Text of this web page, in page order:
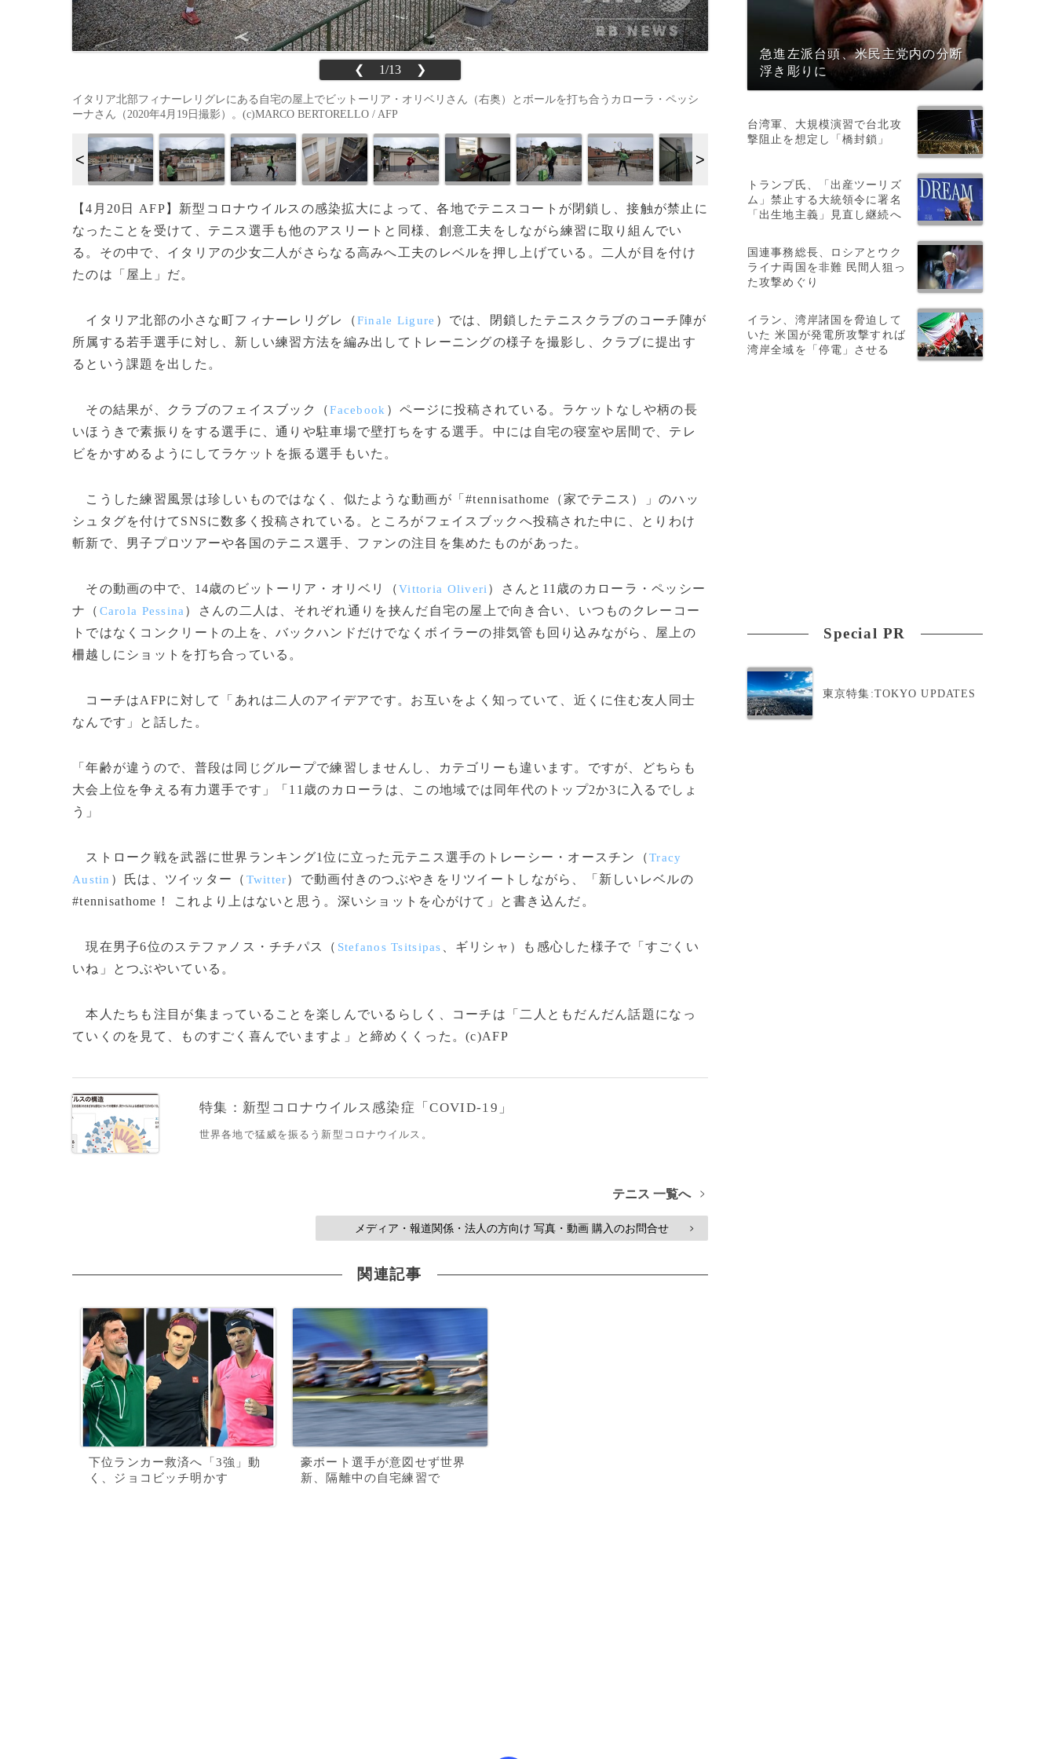
❮ 1/13 ❯
イタリア北部フィナーレリグレにある自宅の屋上でビットーリア・オリベリさん（右奥）とボールを打ち合うカローラ・ペッシ
ーナさん（2020年4月19日撮影）。(c)MARCO BERTORELLO / AFP
【4月20日 AFP】新型コロナウイルスの感染拡大によって、各地でテニスコートが閉鎖し、接触が禁止に
なったことを受けて、テニス選手も他のアスリートと同様、創意工夫をしながら練習に取り組んでい
る。その中で、イタリアの少女二人がさらなる高みへ工夫のレベルを押し上げている。二人が目を付け
たのは「屋上」だ。
イタリア北部の小さな町フィナーレリグレ（Finale Ligure ）では、閉鎖したテニスクラブのコーチ陣が
所属する若手選手に対し、新しい練習方法を編み出してトレーニングの様子を撮影し、クラブに提出す
るという課題を出した。
その結果が、クラブのフェイスブック（Facebook ）ページに投稿されている。ラケットなしや柄の長
いほうきで素振りをする選手に、通りや駐車場で壁打ちをする選手。中には自宅の寝室や居間で、テレ
ビをかすめるようにしてラケットを振る選手もいた。
こうした練習風景は珍しいものではなく、似たような動画が「#tennisathome（家でテニス）」のハッ
シュタグを付けてSNSに数多く投稿されている。ところがフェイスブックへ投稿された中に、とりわけ
斬新で、男子プロツアーや各国のテニス選手、ファンの注目を集めたものがあった。
その動画の中で、14歳のビットーリア・オリベリ（Vittoria Oliveri ）さんと11歳のカローラ・ペッシー
ナ（ Carola Pessina ）さんの二人は、それぞれ通りを挟んだ自宅の屋上で向き合い、いつものクレーコー
トではなくコンクリートの上を、バックハンドだけでなくボイラーの排気管も回り込みながら、屋上の
柵越しにショットを打ち合っている。
コーチはAFPに対して「あれは二人のアイデアです。お互いをよく知っていて、近くに住む友人同士
なんです」と話した。
「年齢が違うので、普段は同じグループで練習しませんし、カテゴリーも違います。ですが、どちらも
大会上位を争える有力選手です」「11歳のカローラは、この地域では同年代のトップ2か3に入るでしょ
う」
ストローク戦を武器に世界ランキング1位に立った元テニス選手のトレーシー・オースチン（Tracy
Austin ）氏は、ツイッター（ Twitter）で動画付きのつぶやきをリツイートしながら、「新しいレベルの
#tennisathome！ これより上はないと思う。深いショットを心がけて」と書き込んだ。
現在男子6位のステファノス・チチパス（ Stefanos Tsitsipas
、ギリシャ）も感心した様子で「すごくい
いね」とつぶやいている。
本人たちも注目が集まっていることを楽しんでいるらしく、コーチは「二人ともだんだん話題になっ
ていくのを見て、ものすごく喜んでいますよ」と締めくくった。(c)AFP
特集：新型コロナウイルス感染症「COVID-19」
世界各地で猛威を振るう新型コロナウイルス。
テニス 一覧へ >
メディア・報道関係・法人の方向け 写真・動画 購入のお問合せ >
関連記事
下位ランカー救済へ「3強」動
く、ジョコビッチ明かす
豪ボート選手が意図せず世界
新、隔離中の自宅練習で
急進左派台頭、米民主党内の分断
浮き彫りに
台湾軍、大規模演習で台北攻
撃阻止を想定し「橋封鎖」
トランプ氏、「出産ツーリズ
ム」禁止する大統領令に署名
「出生地主義」見直し継続へ
国連事務総長、ロシアとウク
ライナ両国を非難 民間人狙っ
た攻撃めぐり
イラン、湾岸諸国を脅迫して
いた 米国が発電所攻撃すれば
湾岸全域を「停電」させる
Special PR
東京特集:TOKYO UPDATES